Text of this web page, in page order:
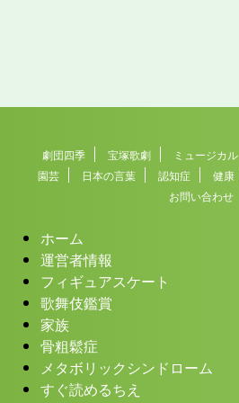
劇団四季 宝塚歌劇 ミュージカル
園芸
日本の言葉 認知症 健康
お問い合わせ
ホーム
運営者情報
フィギュアスケート
歌舞伎鑑賞
家族
骨粗鬆症
メタボリックシンドローム
すぐ読めるちえ